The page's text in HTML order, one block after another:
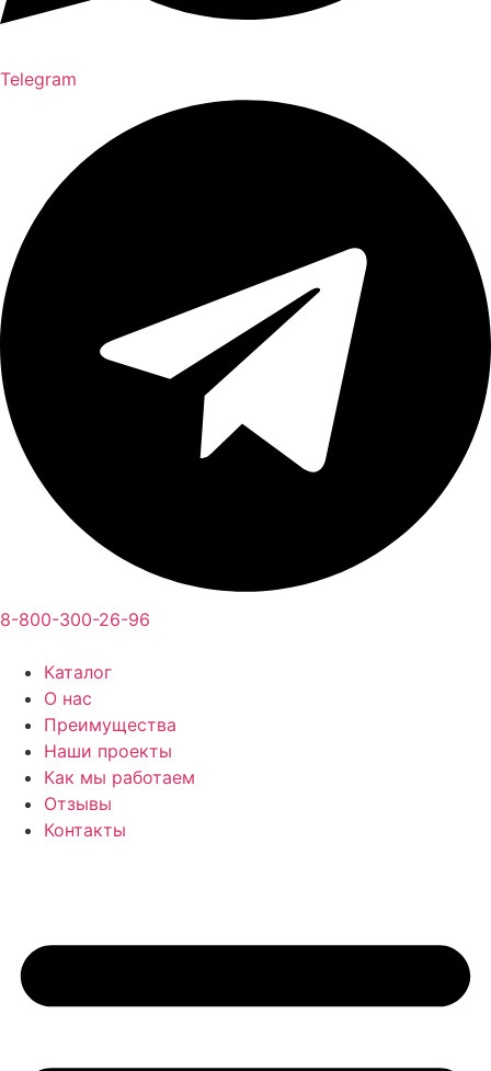
Telegram
8-800-300-26-96
Каталог
О нас
Преимущества
Наши проекты
Как мы работаем
Отзывы
Контакты